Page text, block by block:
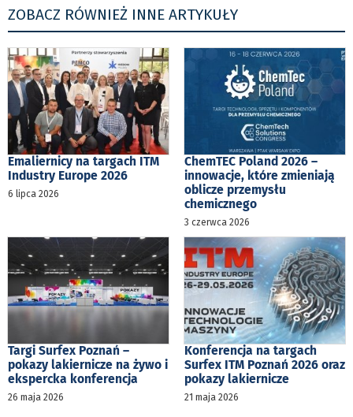
ZOBACZ RÓWNIEŻ INNE ARTYKUŁY
Emaliernicy na targach ITM
Industry Europe 2026
6 lipca 2026
ChemTEC Poland 2026 –
innowacje, które zmieniają
oblicze przemysłu
chemicznego
3 czerwca 2026
Targi Surfex Poznań –
pokazy lakiernicze na żywo i
ekspercka konferencja
26 maja 2026
Konferencja na targach
Surfex ITM Poznań 2026 oraz
pokazy lakiernicze
21 maja 2026